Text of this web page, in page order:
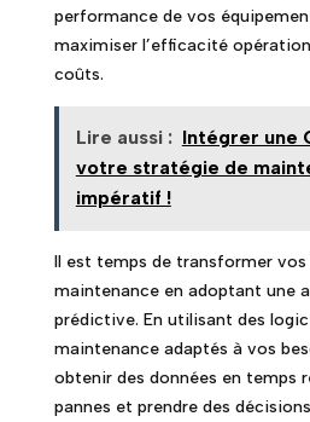
performance de vos
maximiser l’efficacité
coûts.
Lire aussi : Intégrer une
votre stratégie de
impératif !
Il est temps de transformer vos
maintenance en adoptant une
prédictive. En utilisant des
maintenance adaptés à vos
obtenir des données en temps
pannes et prendre des